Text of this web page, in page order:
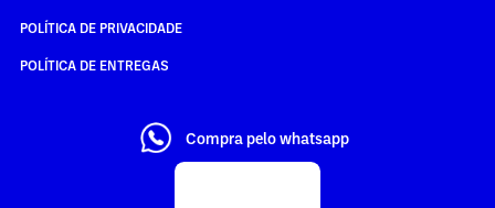
POLÍTICA DE PRIVACIDADE
POLÍTICA DE ENTREGAS
Compra pelo whatsapp